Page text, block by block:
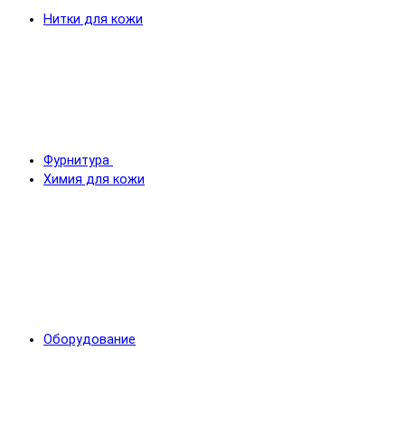
Нитки для кожи
Фурнитура
Химия для кожи
Оборудование